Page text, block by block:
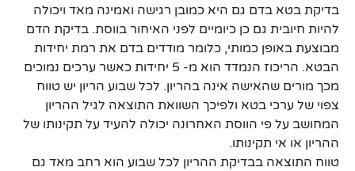
בדיקת בטא בדם גם היא כמובן רגישה ואמינה מאד ויכולה
להיות חיובית גם כן כיומיים לפני האיחור בווסת. בדיקת הדם
מבוצעת באופן כמותי, כלומר מודדים בדם את רמת יחידות
הבטא. הריכוז הנמדד הוא מ- 5 יחידות כאשר ערכים נמוכים
מכך מורים שהאישה אינה בהריון. לכל שבוע הריון יש טווח
צפוי של ערכי בטא ולפיכך השוואת התוצאה לגיל ההריון
המחושב על פי הווסת האחרונה יכולה להעיד על תקינותו של
ההריון או אי תקינותו.
טווח התוצאה בבדיקת ההריון לכל שבוע הוא רחב מאד גם